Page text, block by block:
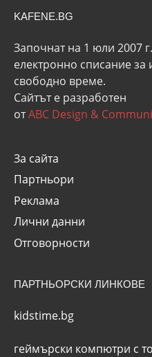
KAFENE.BG
Започнат на 1 юли 2007
eлектронно списание за
свободно време.
Сайтът е разработен
отABC Design &
За сайта
Партньори
Реклама
Лични данни
Отговорности
ПАРТНЬОРСКИ ЛИНКОВЕ
kidstime.bg
геймърски компютри с